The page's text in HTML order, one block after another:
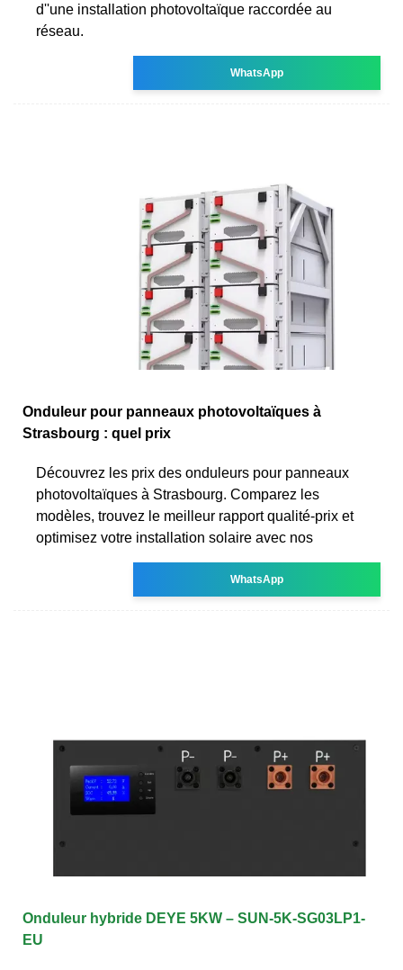
d''une installation photovoltaïque raccordée au
réseau.
WhatsApp
Onduleur pour panneaux photovoltaïques à
Strasbourg : quel prix
Découvrez les prix des onduleurs pour panneaux
photovoltaïques à Strasbourg. Comparez les
modèles, trouvez le meilleur rapport qualité-prix et
optimisez votre installation solaire avec nos
WhatsApp
Onduleur hybride DEYE 5KW – SUN-5K-SG03LP1-
EU